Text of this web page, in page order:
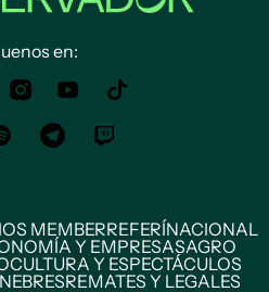
en:
MEMBERREFERÍNACIONAL
Y EMPRESASAGRO
CULTURA Y ESPECTÁCULOS
REMATES Y LEGALES